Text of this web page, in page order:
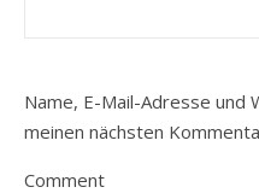
Name, E-Mail-Adresse
meinen nächsten
Comment